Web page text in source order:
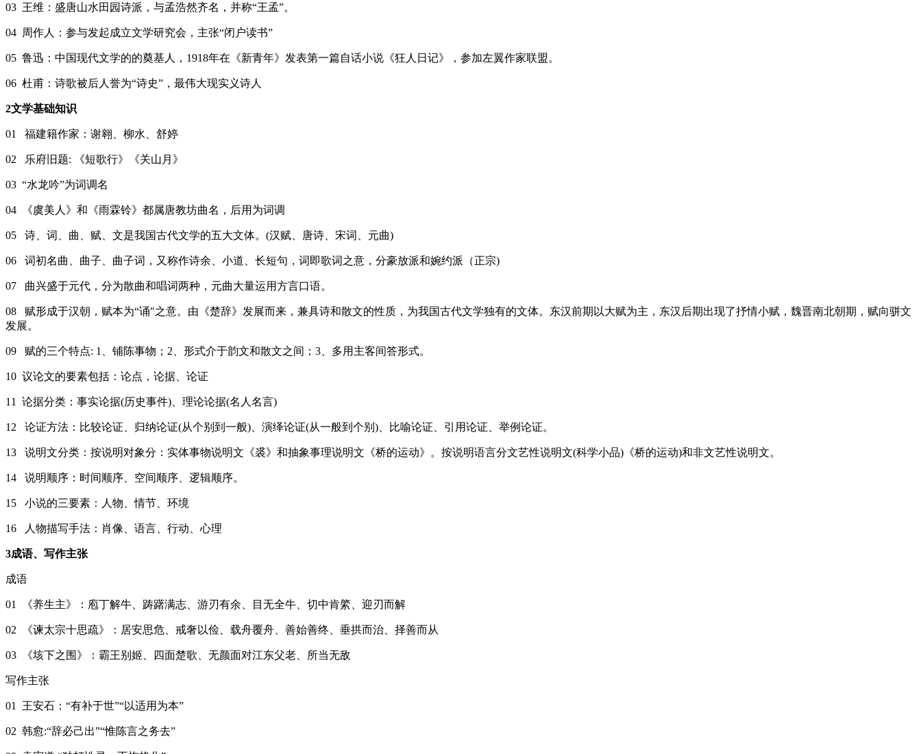
03 王维：盛唐山水田园诗派，与孟浩然齐名，并称“王孟”。
04 周作人：参与发起成立文学研究会，主张“闭户读书”
05 鲁迅：中国现代文学的的奠基人，1918年在《新青年》发表第一篇自话小说《狂人日记》，参加左翼作家联盟。
06 杜甫：诗歌被后人誉为“诗史”，最伟大现实义诗人
2文学基础知识
01 福建籍作家：谢翱、柳水、舒婷
02 乐府旧题: 《短歌行》《关山月》
03 “水龙吟”为词调名
04 《虞美人》和《雨霖铃》都属唐教坊曲名，后用为词调
05 诗、词、曲、赋、文是我国古代文学的五大文体。(汉赋、唐诗、宋词、元曲)
06 词初名曲、曲子、曲子词，又称作诗余、小道、长短句，词即歌词之意，分豪放派和婉约派（正宗)
07 曲兴盛于元代，分为散曲和唱词两种，元曲大量运用方言口语。
08 赋形成于汉朝，赋本为“诵"之意。由《楚辞》发展而来，兼具诗和散文的性质，为我国古代文学独有的文体。东汉前期以大赋为主，东汉后期出现了抒情小赋，魏晋南北朝期，赋向骈文
发展。
09 赋的三个特点: 1、铺陈事物；2、形式介于韵文和散文之间；3、多用主客间答形式。
10 议论文的要素包括：论点，论据、论证
11 论据分类：事实论据(历史事件)、理论论据(名人名言)
12 论证方法：比较论证、归纳论证(从个别到一般)、演绎论证(从一般到个别)、比喻论证、引用论证、举例论证。
13 说明文分类：按说明对象分：实体事物说明文《裘》和抽象事理说明文《桥的运动》。按说明语言分文艺性说明文(科学小品)《桥的运动)和非文艺性说明文。
14 说明顺序：时间顺序、空间顺序、逻辑顺序。
15 小说的三要素：人物、情节、环境
16 人物描写手法：肖像、语言、行动、心理
3成语、写作主张
成语
01 《养生主》：庖丁解牛、踌躇满志、游刃有余、目无全牛、切中肯綮、迎刃而解
02 《谏太宗十思疏》：居安思危、戒奢以俭、载舟覆舟、善始善终、垂拱而治、择善而从
03 《垓下之围》：霸王别姬、四面楚歌、无颜面对江东父老、所当无敌
写作主张
01 王安石：“有补于世”“以适用为本”
02 韩愈:“辞必己出”“惟陈言之务去”